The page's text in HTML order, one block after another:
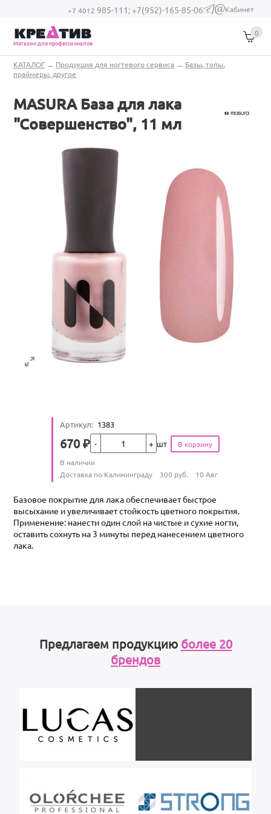
Перейти к основному содержанию
+7 4012 985-111;+7(952)-165-85-06
(link sends e-
Кабинет
Магазин для профессионалов
0
Вы здесь
КАТАЛОГ → Продукция для ногтевого сервиса → Базы, топы,
праймеры, другое
MASURA База для лака
"Совершенство", 11 мл
Артикул: 1383
Цена
670 ₽ шт
Количество
В наличии
Условия доставки
Доставка по Калининграду 300 руб. 10 Авг
Базовое покрытие для лака обеспечивает быстрое
высыхание и увеличивает стойкость цветного покрытия.
Применение: нанести один слой на чистые и сухие ногти,
оставить сохнуть на 3 минуты перед нанесением цветного
лака.
Предлагаем продукцию более 20
брендов